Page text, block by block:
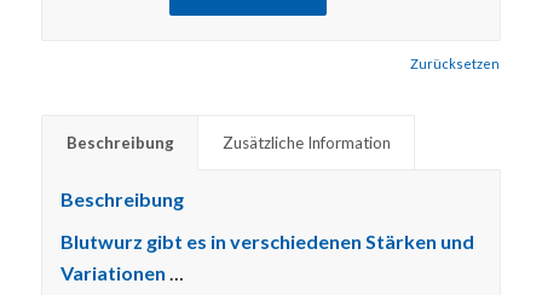
Zurücksetzen
Beschreibung Zusätzliche Information
Beschreibung
Blutwurz gibt es in verschiedenen Stärken und
Variationen